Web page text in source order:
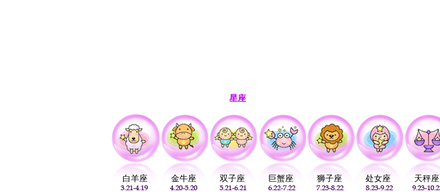
星座
白羊座 金牛座 双子座 巨蟹座 狮子座 处女座 天秤座